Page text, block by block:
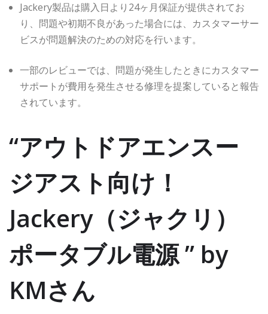
Jackery製品は購入日より24ヶ月保証が提供されてお
り、問題や初期不良があった場合には、カスタマーサー
ビスが問題解決のための対応を行います。
一部のレビューでは、問題が発生したときにカスタマー
サポートが費用を発生させる修理を提案していると報告
されています。
“アウトドアエンスー
ジアスト向け！
Jackery（ジャクリ）
ポータブル電源 ” by
KMさん